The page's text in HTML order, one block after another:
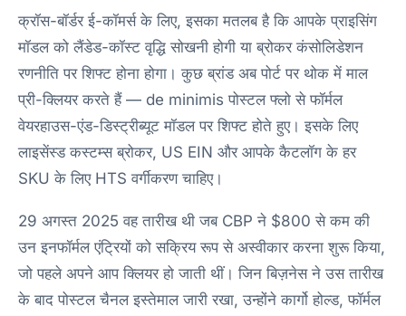
क्रॉस-बॉर्डर ई-कॉमर्स के लिए, इसका मतलब है कि आपके प्राइसिंग
मॉडल को लैंडेड-कॉस्ट वृद्धि सोखनी होगी या ब्रोकर कंसोलिडेशन
रणनीति पर शिफ्ट होना होगा। कुछ ब्रांड अब पोर्ट पर थोक में माल
प्री-क्लियर करते हैं — de minimis पोस्टल फ्लो से फॉर्मल
वेयरहाउस-एंड-डिस्ट्रीब्यूट मॉडल पर शिफ्ट होते हुए। इसके लिए
लाइसेंस्ड कस्टम्स ब्रोकर, US EIN और आपके कैटलॉग के हर
SKU के लिए HTS वर्गीकरण चाहिए।
29 अगस्त 2025 वह तारीख थी जब CBP ने $800 से कम की
उन इनफॉर्मल एंट्रियों को सक्रिय रूप से अस्वीकार करना शुरू किया,
जो पहले अपने आप क्लियर हो जाती थीं। जिन बिज़नेस ने उस तारीख
के बाद पोस्टल चैनल इस्तेमाल जारी रखा, उन्होंने कार्गो होल्ड, फॉर्मल